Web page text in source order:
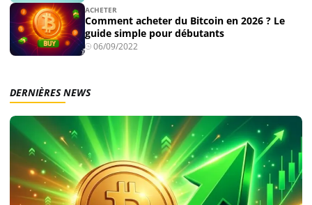
Solana (SOL)
Dogecoin (DOGE)
Binance Coin (BNB)
ACHETER
Comment acheter du Bitcoin en 2026 ? Le
guide simple pour débutants
06/09/2022
DERNIÈRES NEWS